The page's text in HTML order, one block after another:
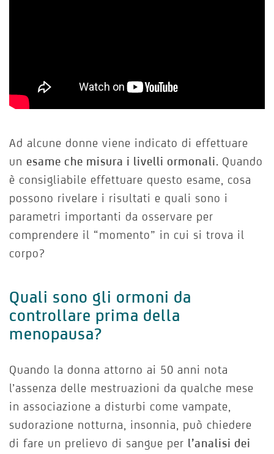
Ad alcune donne viene indicato di effettuare
un esame che misura i livelli ormonali. Quando
è consigliabile effettuare questo esame, cosa
possono rivelare i risultati e quali sono i
parametri importanti da osservare per
comprendere il “momento” in cui si trova il
corpo?
Quali sono gli ormoni da
controllare prima della
menopausa?
Quando la donna attorno ai 50 anni nota
l’assenza delle mestruazioni da qualche mese
in associazione a disturbi come vampate,
sudorazione notturna, insonnia, può chiedere
di fare un prelievo di sangue per l’analisi dei